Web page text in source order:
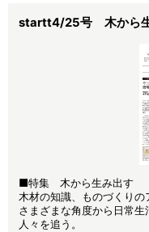
startt4/25号 木から
■特集 木から生み出す
木材の知識、ものづくりの
さまざまな角度から日常
人々を追う。